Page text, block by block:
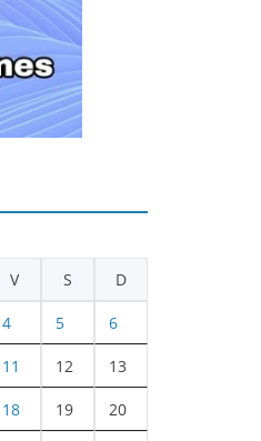
V S D
4 5 6
11 12 13
18 19 20